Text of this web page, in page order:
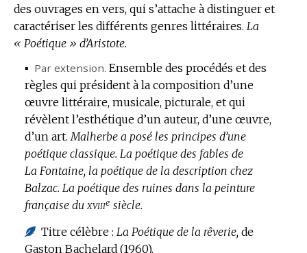
des ouvrages en vers, qui s’attache à distinguer et
caractériser les différents genres littéraires. La
« Poétique » d’Aristote.
▪ Par extension. Ensemble des procédés et des
règles qui président à la composition d’une
œuvre littéraire, musicale, picturale, et qui
révèlent l’esthétique d’un auteur, d’une œuvre,
d’un art. Malherbe a posé les principes d’une
poétique classique. La poétique des fables de
La Fontaine, la poétique de la description chez
Balzac. La poétique des ruines dans la peinture
française du xviiie siècle.
Titre célèbre : La Poétique de la rêverie, de
Gaston Bachelard (1960).